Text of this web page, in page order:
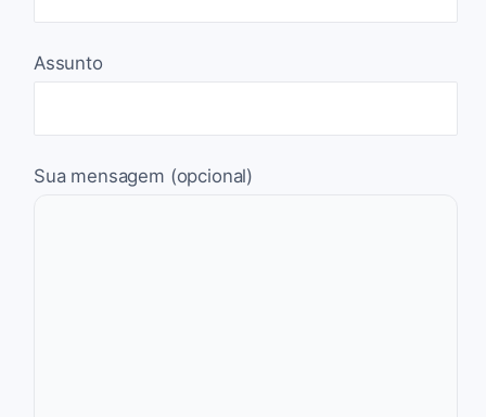
Assunto
Sua mensagem (opcional)